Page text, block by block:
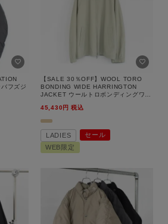
この条件で絞り込む
フズジ
【返
【SALE 30％OFF】WOOL TORO
BONDING WIDE HARRINGTON
JACKET ウールトロボンディングワイ
スロー）【返品交換不可】
45,430 税込
LADIES
セール
WEB限定